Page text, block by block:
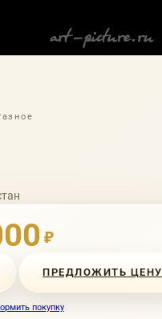
₽
ПРЕДЛОЖИТЬ ЦЕНУ
покупку